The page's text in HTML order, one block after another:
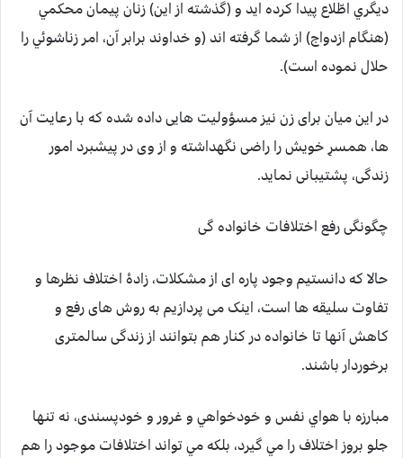
ديگري اطّلاع پيدا كرده ايد و (گذشته از اين) زنان پيمان محكمي
(هنگام ازدواج) از شما گرفته اند (و خداوند برابر آن، امر زناشوئي را
حلال نموده است).
در این میان برای زن نیز مسؤولیت هایی داده شده که با رعایت آن
ها، همسرِ خویش را راضی نگهداشته و از وی در پیشبرد امور
زندگی، پشتیبانی نماید.
چگونگی رفع اختلافات خانواده گی
حالا که دانستیم وجود پاره ای از مشکلات، زادۀ اختلاف نظرها و
تفاوت سلیقه ها است، اینک می پردازیم به روش های رفع و
کاهش آنها تا خانواده در کنار هم بتوانند از زندگی سالمتری
برخوردار باشند.
مبارزه با هواي نفس و خودخواهي و غرور و خودپسندى، نه تنها
جلو بروز اختلاف را مي گيرد، بلكه مي تواند اختلافات موجود را هم